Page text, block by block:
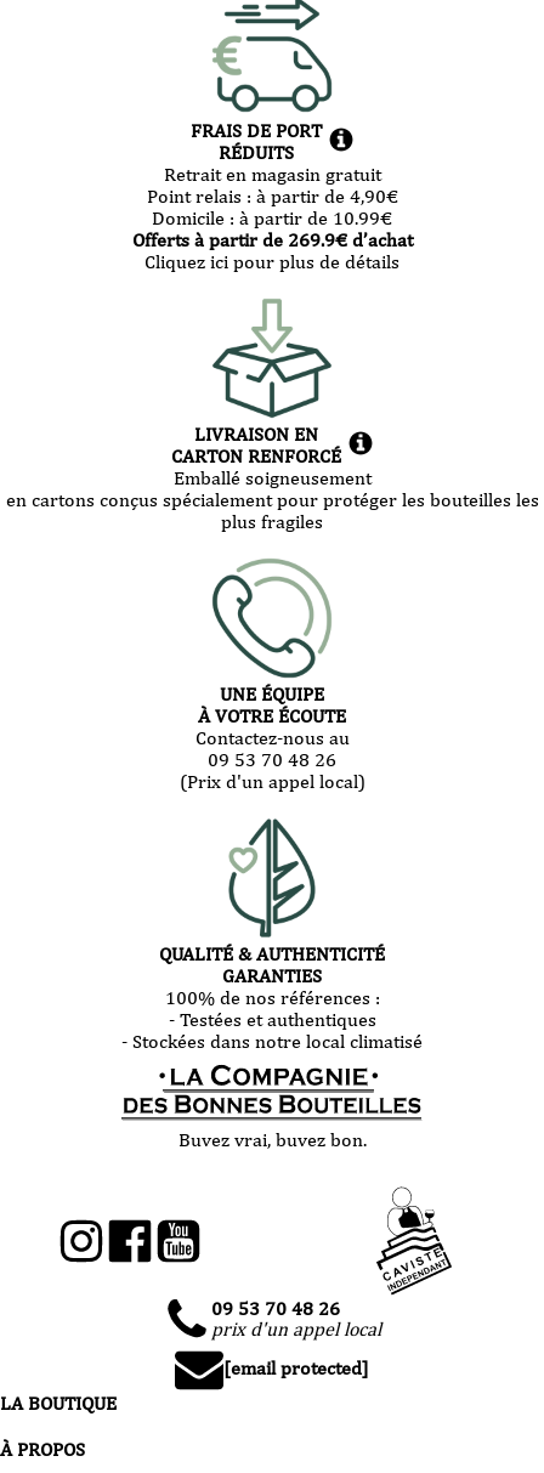
FRAIS DE PORT
RÉDUITS
Retrait en magasin gratuit
Point relais : à partir de 4,90€
Domicile : à partir de 10.99€
Offerts à partir de 269.9€ d’achat
Cliquez ici pour plus de détails
LIVRAISON EN
CARTON RENFORCÉ
Emballé soigneusement
en cartons conçus spécialement pour protéger les bouteilles les
plus fragiles
UNE ÉQUIPE
À VOTRE ÉCOUTE
Contactez-nous au
09 53 70 48 26
(Prix d'un appel local)
QUALITÉ & AUTHENTICITÉ
GARANTIES
100% de nos références :
- Testées et authentiques
- Stockées dans notre local climatisé
Buvez vrai, buvez bon.
09 53 70 48 26
prix d'un appel local
[email protected]
LA BOUTIQUE
À PROPOS